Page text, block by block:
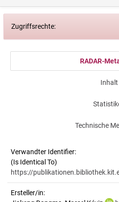
Zugriffsrechte:
RADAR-
Inhalt
Technische
Verwandter Identifier:
(Is Identical To)
https://
Ersteller/in: